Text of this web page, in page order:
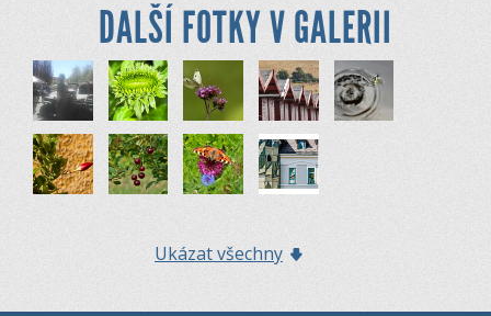
DALŠÍ FOTKY V GALERII
Ukázat všechny